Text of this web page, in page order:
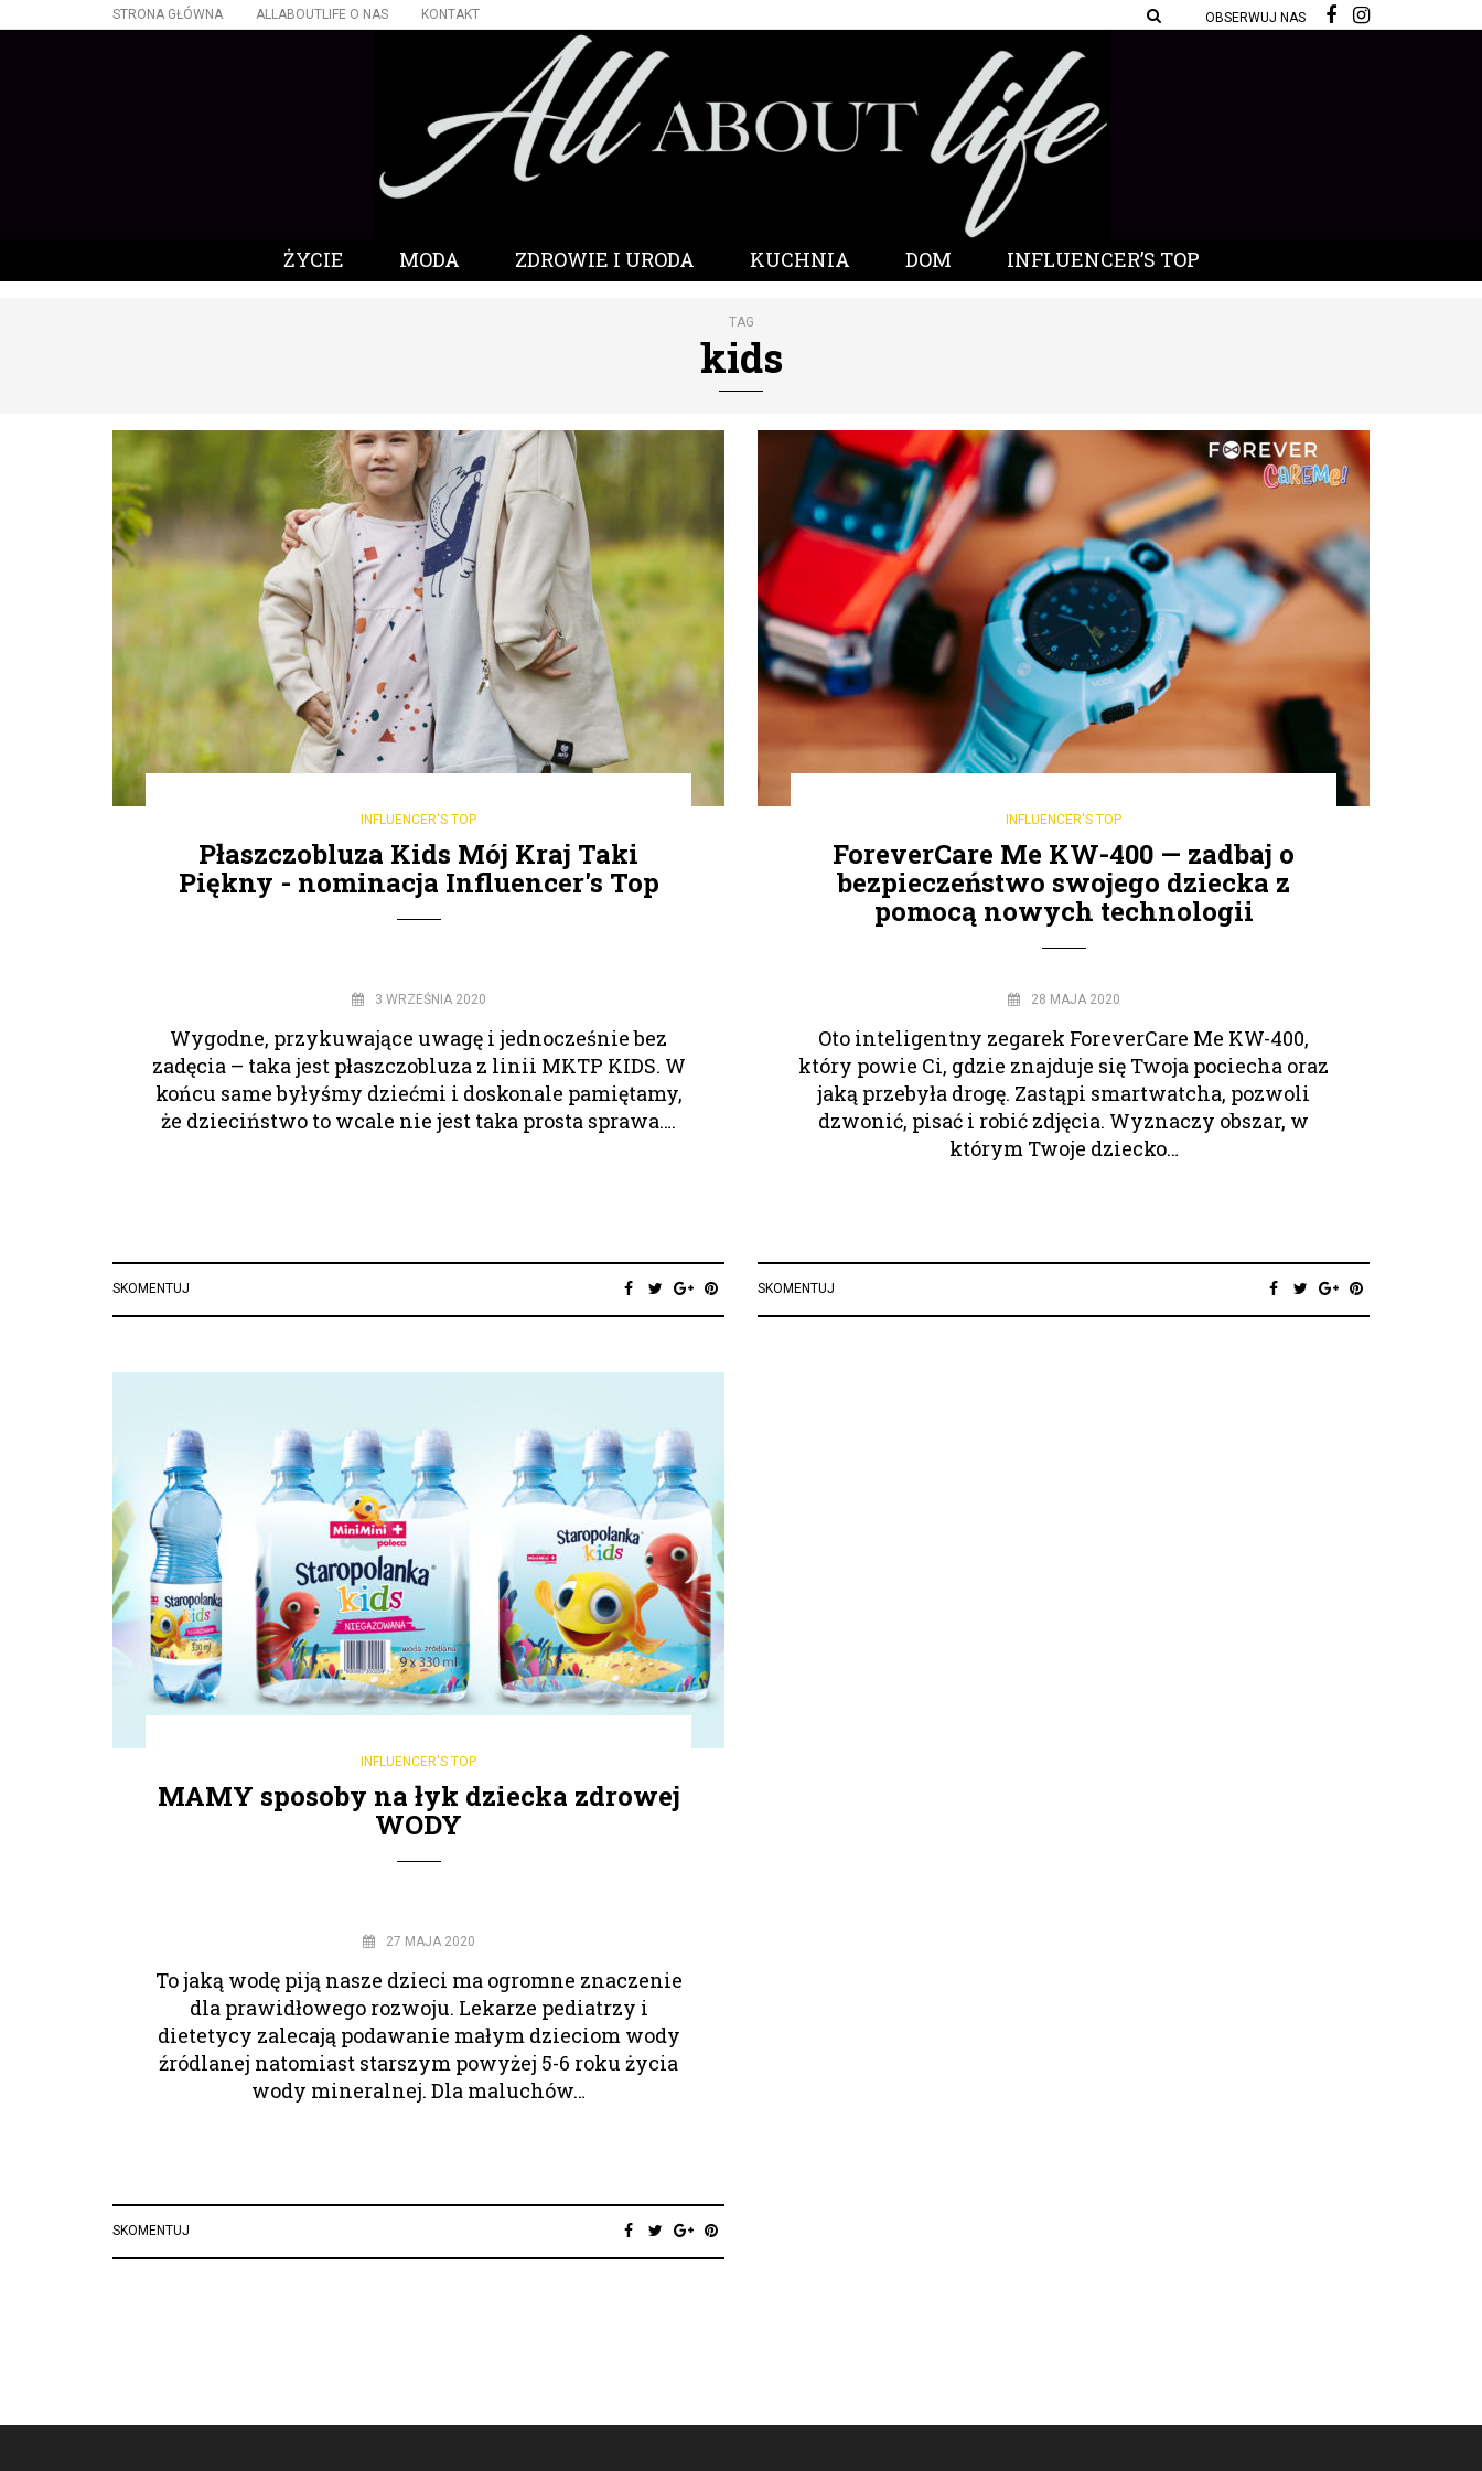
STRONA GŁÓWNA ALLABOUTLIFE O NAS KONTAKT OBSERWUJ NAS
ŻYCIE MODA ZDROWIE I URODA KUCHNIA DOM INFLUENCER’S TOP
TAG
kids
INFLUENCER'S TOP
Płaszczobluza Kids Mój Kraj Taki
Piękny - nominacja Influencer's Top
3 WRZEŚNIA 2020
Wygodne, przykuwające uwagę i jednocześnie bez
zadęcia – taka jest płaszczobluza z linii MKTP KIDS. W
końcu same byłyśmy dziećmi i doskonale pamiętamy,
że dzieciństwo to wcale nie jest taka prosta sprawa….
SKOMENTUJ
INFLUENCER'S TOP
ForeverCare Me KW-400 — zadbaj o
bezpieczeństwo swojego dziecka z
pomocą nowych technologii
28 MAJA 2020
Oto inteligentny zegarek ForeverCare Me KW-400,
który powie Ci, gdzie znajduje się Twoja pociecha oraz
jaką przebyła drogę. Zastąpi smartwatcha, pozwoli
dzwonić, pisać i robić zdjęcia. Wyznaczy obszar, w
którym Twoje dziecko…
SKOMENTUJ
INFLUENCER'S TOP
MAMY sposoby na łyk dziecka zdrowej
WODY
27 MAJA 2020
To jaką wodę piją nasze dzieci ma ogromne znaczenie
dla prawidłowego rozwoju. Lekarze pediatrzy i
dietetycy zalecają podawanie małym dzieciom wody
źródlanej natomiast starszym powyżej 5-6 roku życia
wody mineralnej. Dla maluchów…
SKOMENTUJ